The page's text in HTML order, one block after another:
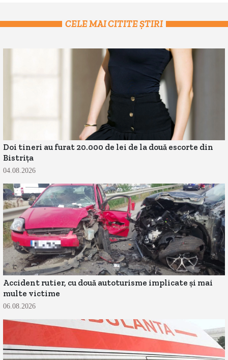
CELE MAI CITITE ȘTIRI
Doi tineri au furat 20.000 de lei de la două escorte din
Bistrița
04.08.2026
Accident rutier, cu două autoturisme implicate și mai
multe victime
06.08.2026